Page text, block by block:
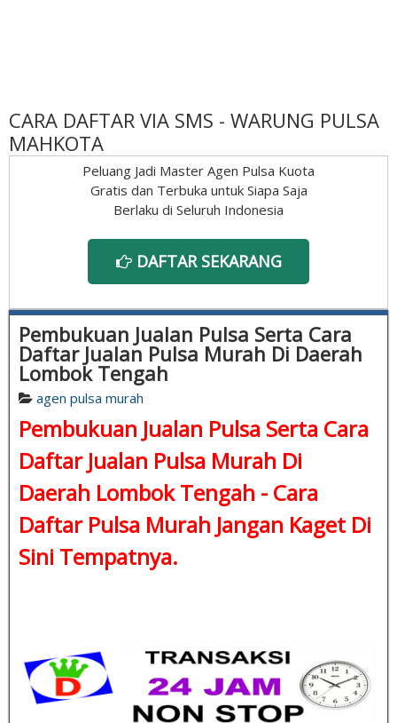
CARA DAFTAR VIA SMS - WARUNG PULSA
MAHKOTA
Peluang Jadi Master Agen Pulsa Kuota
Gratis dan Terbuka untuk Siapa Saja
Berlaku di Seluruh Indonesia
DAFTAR SEKARANG
Pembukuan Jualan Pulsa Serta Cara
Daftar Jualan Pulsa Murah Di Daerah
Lombok Tengah
agen pulsa murah
Pembukuan Jualan Pulsa Serta Cara
Daftar Jualan Pulsa Murah Di
Daerah Lombok Tengah - Cara
Daftar Pulsa Murah Jangan Kaget Di
Sini Tempatnya.